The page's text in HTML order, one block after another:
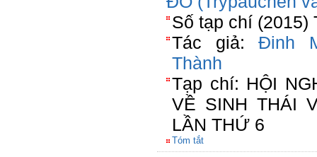
Số tạp chí (2015)
Tác giả:Đinh
Thành
Tạp chí: HỘI
VỀ SINH THÁI
LẦN THỨ 6
Tóm tắt